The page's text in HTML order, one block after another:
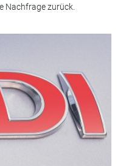
Nachfrage zurück.